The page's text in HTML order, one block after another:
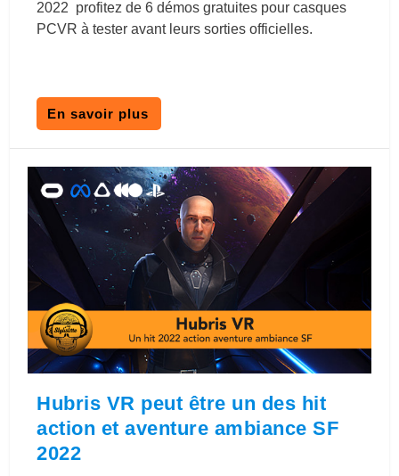
2022 profitez de 6 démos gratuites pour casques
PCVR à tester avant leurs sorties officielles.
En savoir plus
Hubris VR peut être un des hit
action et aventure ambiance SF
2022